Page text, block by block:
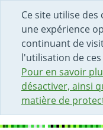
Ce site utilise
une expérience
continuant de
l'utilisation de ces
Pour en savoir
désactiver, ainsi
matière de
DÉBUT DU
ACCÈS AU CHAMP
PAGE D'ACCUEIL
FORMULAIRE DE